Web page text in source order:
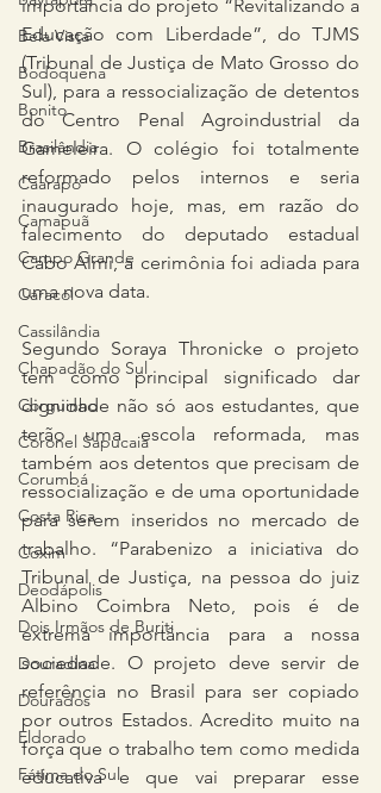
Bela Vista
Bodoquena
Bonito
Brasilândia
Caarapó
Camapuã
Campo Grande
Caracol
Cassilândia
Chapadão do Sul
Corguinho
Coronel Sapucaia
Corumbá
Costa Rica
Coxim
Deodápolis
Dois Irmãos de Buriti
Douradina
Dourados
Eldorado
Fátima do Sul
importância do projeto “Revitalizando a
Educação com Liberdade”, do TJMS
(Tribunal de Justiça de Mato Grosso do
Sul), para a ressocialização de detentos
do Centro Penal Agroindustrial da
Gameleira. O colégio foi totalmente
reformado pelos internos e seria
inaugurado hoje, mas, em razão do
falecimento do deputado estadual
Cabo Almi, a cerimônia foi adiada para
uma nova data.
Segundo Soraya Thronicke o projeto
tem como principal significado dar
dignidade não só aos estudantes, que
terão uma escola reformada, mas
também aos detentos que precisam de
ressocialização e de uma oportunidade
para serem inseridos no mercado de
trabalho. “Parabenizo a iniciativa do
Tribunal de Justiça, na pessoa do juiz
Albino Coimbra Neto, pois é de
extrema importância para a nossa
sociedade. O projeto deve servir de
referência no Brasil para ser copiado
por outros Estados. Acredito muito na
força que o trabalho tem como medida
educativa e que vai preparar esse